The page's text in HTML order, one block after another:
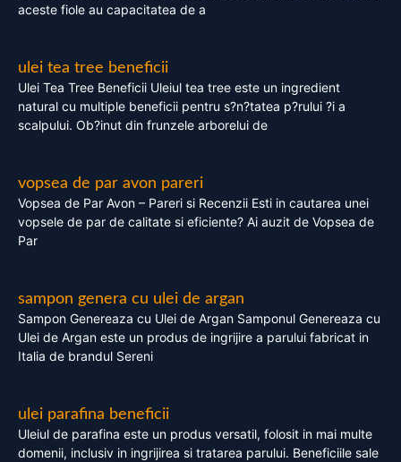
aceste fiole au capacitatea de a
ulei tea tree beneficii
Ulei Tea Tree Beneficii Uleiul tea tree este un ingredient
natural cu multiple beneficii pentru s?n?tatea p?rului ?i a
scalpului. Ob?inut din frunzele arborelui de
vopsea de par avon pareri
Vopsea de Par Avon – Pareri si Recenzii Esti in cautarea unei
vopsele de par de calitate si eficiente? Ai auzit de Vopsea de
Par
sampon genera cu ulei de argan
Sampon Genereaza cu Ulei de Argan Samponul Genereaza cu
Ulei de Argan este un produs de ingrijire a parului fabricat in
Italia de brandul Sereni
ulei parafina beneficii
Uleiul de parafina este un produs versatil, folosit in mai multe
domenii, inclusiv in ingrijirea si tratarea parului. Beneficiile sale